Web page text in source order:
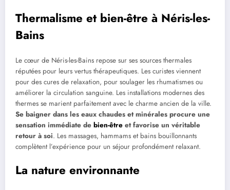
Thermalisme et bien-être à Néris-les-
Bains
Le cœur de Néris-les-Bains repose sur ses sources thermales
réputées pour leurs vertus thérapeutiques. Les curistes viennent
pour des cures de relaxation, pour soulager les rhumatismes ou
améliorer la circulation sanguine. Les installations modernes des
thermes se marient parfaitement avec le charme ancien de la ville.
Se baigner dans les eaux chaudes et minérales procure une
sensation immédiate de bien-être et favorise un véritable
retour à soi. Les massages, hammams et bains bouillonnants
complètent l’expérience pour un séjour profondément relaxant.
La nature environnante